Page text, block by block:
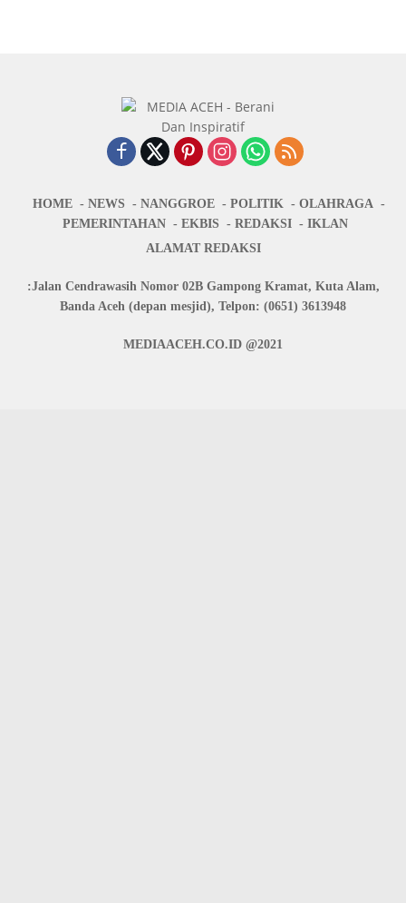
HOME NEWS NANGGROE POLITIK
OLAHRAGA
PEMERINTAHAN
EKBIS REDAKSI
IKLAN
ALAMAT REDAKSI
:Jalan Cendrawasih Nomor 02B Gampong Kramat, Kuta Alam,
Banda Aceh (depan mesjid), Telpon: (0651) 3613948
MEDIAACEH.CO.ID @2021